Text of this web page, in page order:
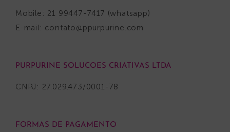
Mobile: 21 99447-7417 (whatsapp)
E-mail: contato@ppurpurine.com
PURPURINE SOLUCOES CRIATIVAS LTDA
CNPJ: 27.029.473/0001-78
FORMAS DE PAGAMENTO